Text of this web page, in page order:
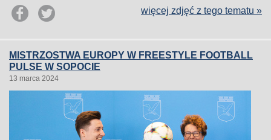
więcej zdjęć z tego tematu »
MISTRZOSTWA EUROPY W FREESTYLE FOOTBALL
PULSE W SOPOCIE
13 marca 2024